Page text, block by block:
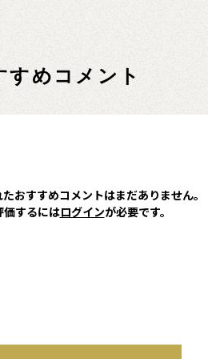
すめコメント
おすすめコメントはまだありません。
価するにはログインが必要です。